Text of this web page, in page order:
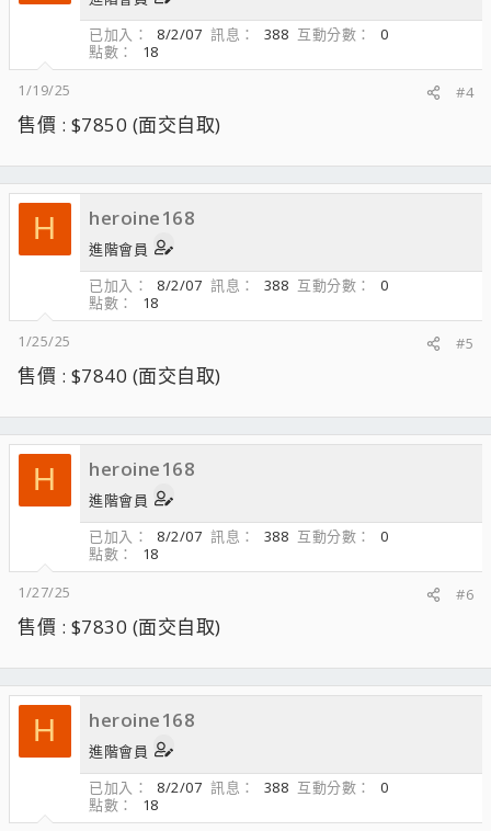
已加入
8/2/07 訊息 388 互動分數
0
點數
18
1/19/25
#4
售價 : $7850 (面交自取)
H heroine168
進階會員
已加入
8/2/07 訊息 388 互動分數
0
點數
18
1/25/25
#5
售價 : $7840 (面交自取)
H heroine168
進階會員
已加入
8/2/07 訊息 388 互動分數
0
點數
18
1/27/25
#6
售價 : $7830 (面交自取)
H heroine168
進階會員
已加入
8/2/07 訊息 388 互動分數
0
點數
18